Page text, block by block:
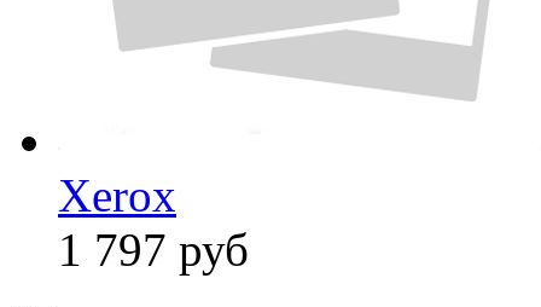
Xerox
1 797 руб